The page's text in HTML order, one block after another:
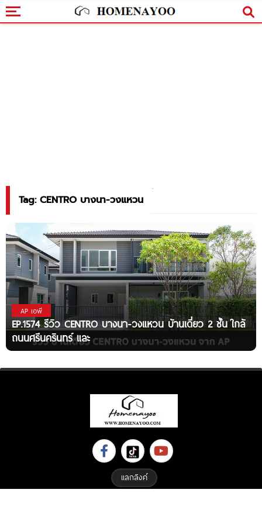
Tag: CENTRO บางนา-วงแหวน
AP เอพี
EP.1574 รีวิว CENTRO บางนา-วงแหวน บ้านเดี่ยว 2 ชั้น ใกล้
ถนนศรีนครินทร์ และ
แลกลิงค์